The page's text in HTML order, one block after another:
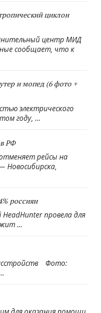
циклон
центр МИД
сообщает, что к
и мопед (6 фото +
электрического
году, …
РФ
рейсы на
Новосибирска,
россиян
провела для
…
Фото: